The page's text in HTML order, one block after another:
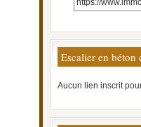
https://
Escalier en béton
Aucun lien inscrit